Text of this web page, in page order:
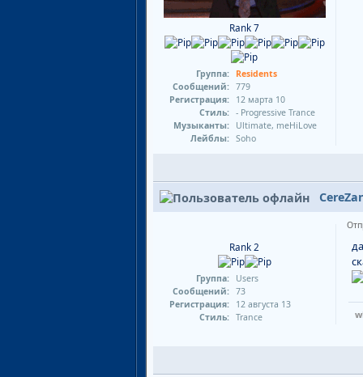
Rank 7
Группа:
Residents
Сообщений:
779
Регистрация:
12 марта 10
Стиль:
- Progressive Trance
Музыканты:
Ultimate, meHiLove
Лейблы:
Soho
Rank 2
Группа:
Users
Сообщений:
73
Регистрация:
12 августа 13
Стиль:
Trance